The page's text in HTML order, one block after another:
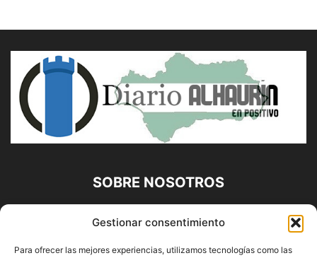
Gestionar consentimiento
Para ofrecer las mejores experiencias, utilizamos tecnologías como las
SOBRE NOSOTROS
Diario Alhaurín (www.alhaurindelatorre.com) Propiedad de
Francisco E. López López | 639 95 71 95 | Noticias de
Alhaurín de la Torre, Málaga y Provincia|